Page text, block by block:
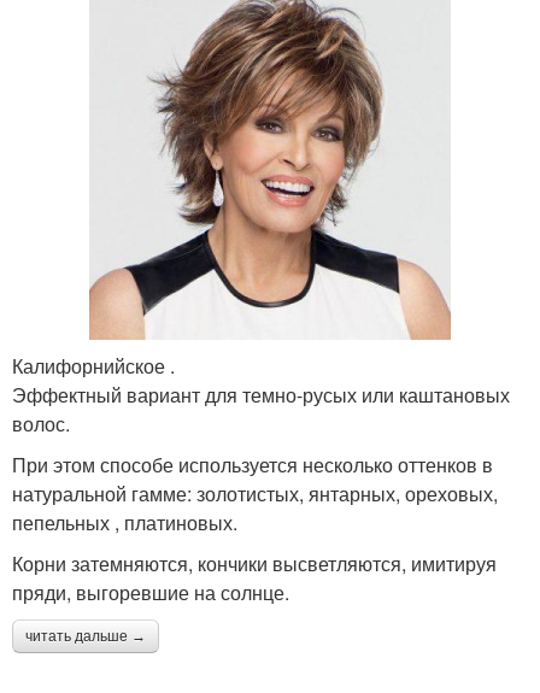
Калифорнийское .
Эффектный вариант для темно-русых или каштановых
волос.
При этом способе используется несколько оттенков в
натуральной гамме: золотистых, янтарных, ореховых,
пепельных , платиновых.
Корни затемняются, кончики высветляются, имитируя
пряди, выгоревшие на солнце.
читать дальше →